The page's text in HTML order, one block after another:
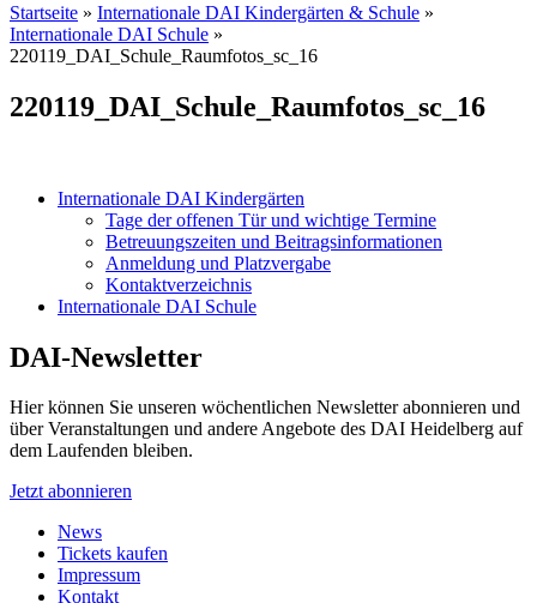
Startseite » Internationale DAI Kindergärten & Schule »
Internationale DAI Schule »
220119_DAI_Schule_Raumfotos_sc_16
220119_DAI_Schule_Raumfotos_sc_16
Internationale DAI Kindergärten
Tage der offenen Tür und wichtige Termine
Betreuungszeiten und Beitragsinformationen
Anmeldung und Platzvergabe
Kontaktverzeichnis
Internationale DAI Schule
DAI-Newsletter
Hier können Sie unseren wöchentlichen Newsletter abonnieren und
über Veranstaltungen und andere Angebote des DAI Heidelberg auf
dem Laufenden bleiben.
Jetzt abonnieren
News
Tickets kaufen
Impressum
Kontakt